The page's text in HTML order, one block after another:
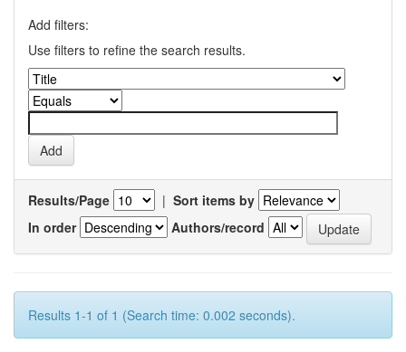
Add filters:
Use filters to refine the search results.
Results/Page | Sort items by
In order
Authors/record
Results 1-1 of 1 (Search time: 0.002 seconds).